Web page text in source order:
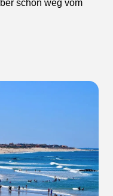
schön weg vom